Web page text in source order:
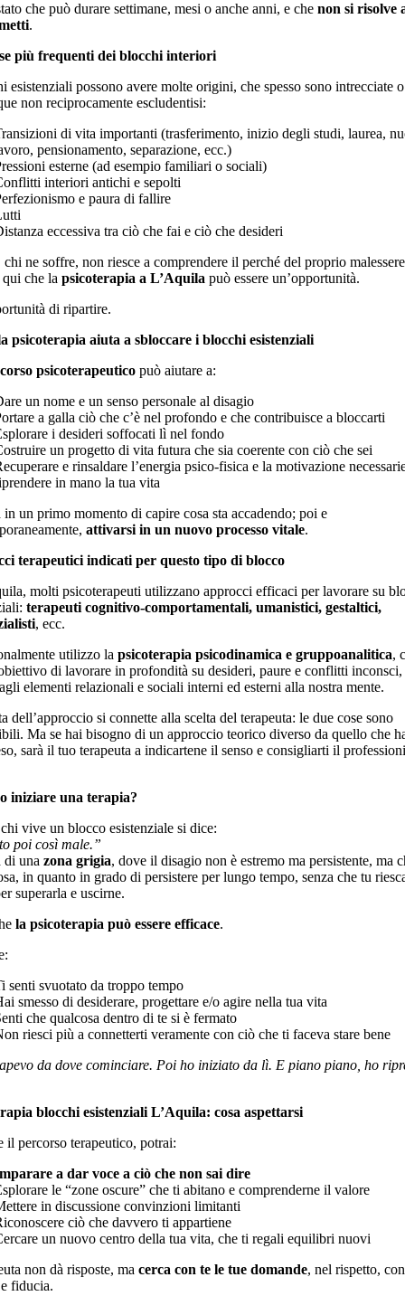
che può durare settimane, mesi o anche anni, e che non si risolve
.
più frequenti dei blocchi interiori
esistenziali possono avere molte origini, che spesso sono intrecciate o
non reciprocamente escludentisi:
di vita importanti (trasferimento, inizio degli studi, laurea,
pensionamento, separazione, ecc.)
esterne (ad esempio familiari o sociali)
interiori antichi e sepolti
e paura di fallire
eccessiva tra ciò che fai e ciò che desideri
chi ne soffre, non riesce a comprendere il perché del proprio
che la psicoterapia a L’Aquila può essere un’opportunità.
di ripartire.
psicoterapia aiuta a sbloccare i blocchi esistenziali
psicoterapeutico può aiutare a:
un nome e un senso personale al disagio
a galla ciò che c’è nel profondo e che contribuisce a bloccarti
i desideri soffocati lì nel fondo
un progetto di vita futura che sia coerente con ciò che sei
e rinsaldare l’energia psico-fisica e la motivazione
in mano la tua vita
in un primo momento di capire cosa sta accadendo; poi e
attivarsi in un nuovo processo vitale.
terapeutici indicati per questo tipo di blocco
molti psicoterapeuti utilizzano approcci efficaci per lavorare su
terapeuti cognitivo-comportamentali, umanistici, gestaltici,
, ecc.
utilizzo la psicoterapia psicodinamica e gruppoanalitica,
di lavorare in profondità su desideri, paure e conflitti
elementi relazionali e sociali interni ed esterni alla nostra mente.
dell’approccio si connette alla scelta del terapeuta: le due cose sono
Ma se hai bisogno di un approccio teorico diverso da quello che
sarà il tuo terapeuta a indicartene il senso e consigliarti il
iniziare una terapia?
vive un blocco esistenziale si dice:
poi così male.”
di una zona grigia, dove il disagio non è estremo ma persistente, ma
in quanto in grado di persistere per lungo tempo, senza che tu
superarla e uscirne.
la psicoterapia può essere efficace.
senti svuotato da troppo tempo
smesso di desiderare, progettare e/o agire nella tua vita
che qualcosa dentro di te si è fermato
riesci più a connetterti veramente con ciò che ti faceva stare bene
da dove cominciare. Poi ho iniziato da lì. E piano piano, ho
blocchi esistenziali L’Aquila: cosa aspettarsi
il percorso terapeutico, potrai:
a dar voce a ciò che non sai dire
le “zone oscure” che ti abitano e comprenderne il valore
in discussione convinzioni limitanti
ciò che davvero ti appartiene
un nuovo centro della tua vita, che ti regali equilibri nuovi
non dà risposte, ma cerca con te le tue domande, nel rispetto, con
fiducia.